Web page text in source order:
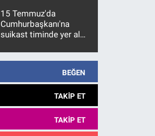
15 Temmuz'da
Cumhurbaşkanı'na
suikast timinde yer alan
10 yıl sonra yakalandı
BEĞEN
TAKIP ET
TAKIP ET